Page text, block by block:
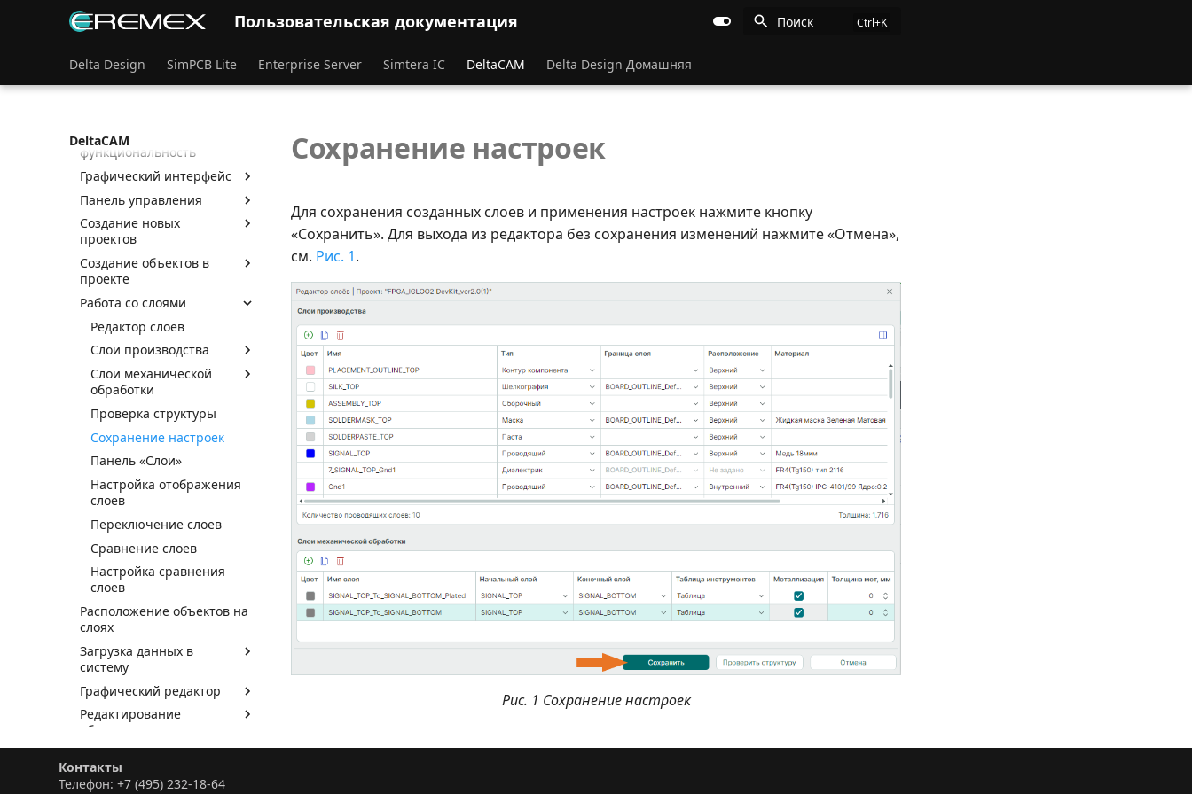
Пользовательская документация Поиск
Delta Design SimPCB Lite Enterprise Server Simtera IC DeltaCAM Delta Design Домашняя
DeltaCAM
Редактор
подготовки
Термины и определения
Экспериментальная
функциональность
Графический интерфейс
Панель управления
Создание новых
проектов
Создание объектов в
проекте
Работа со слоями
Редактор слоев
Слои производства
Слои механической
обработки
Проверка структуры
Сохранение настроек
Панель «Слои»
Настройка отображения
слоев
Переключение слоев
Сравнение слоев
Настройка сравнения
слоев
Расположение объектов на
слоях
Загрузка данных в
систему
Графический редактор
Редактирование
объектов
Режимы отображения
данных на слоях
Сохранение настроек
Для сохранения созданных слоев и применения настроек нажмите кнопку
«Сохранить». Для выхода из редактора без сохранения изменений нажмите «Отмена»,
см. Рис. 1.
Рис. 1 Сохранение настроек
Контакты
Телефон: +7 (495) 232-18-64